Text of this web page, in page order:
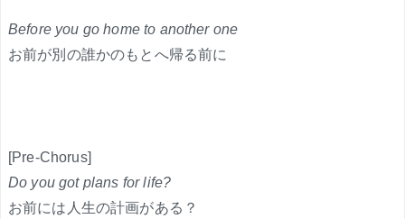
Before you go home to another one
お前が別の誰かのもとへ帰る前に
[Pre-Chorus]
Do you got plans for life?
お前には人生の計画がある？